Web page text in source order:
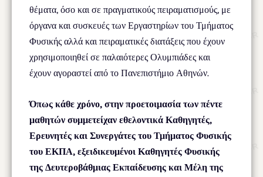
θέματα, όσο και σε πραγματικούς πειραματισμούς, με
όργανα και συσκευές των Εργαστηρίων του Τμήματος
Φυσικής αλλά και πειραματικές διατάξεις που έχουν
χρησιμοποιηθεί σε παλαιότερες Ολυμπιάδες και
έχουν αγοραστεί από το Πανεπιστήμιο Αθηνών.
Όπως κάθε χρόνο, στην προετοιμασία των πέντε
μαθητών συμμετείχαν εθελοντικά Καθηγητές,
Ερευνητές και Συνεργάτες του Τμήματος Φυσικής
του ΕΚΠΑ, εξειδικευμένοι Καθηγητές Φυσικής
της Δευτεροβάθμιας Εκπαίδευσης και Μέλη της